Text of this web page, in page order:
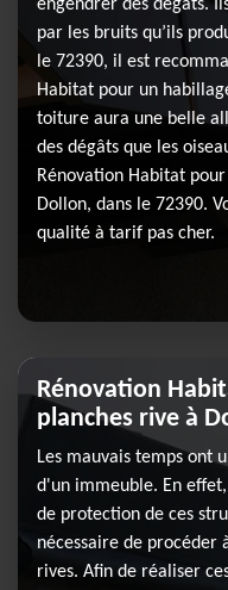
engendrer des dégâts.
par les bruits qu’ils
le 72390, il est
Habitat pour un
toiture aura une belle
des dégâts que les
Rénovation Habitat
Dollon, dans le 72390.
qualité à tarif pas cher.
Rénovation
planches rive à
Les mauvais temps ont
d'un immeuble. En
de protection de ces
nécessaire de procéder
rives. Afin de réaliser